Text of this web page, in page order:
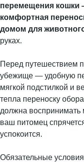
перемещения кошки
комфортная
домом для
руках.
Перед путешествием
убежище — удобную
мягкой подстилкой и
тепла переноску
должна воспринимать
ваш питомец
успокоится.
Обязательные